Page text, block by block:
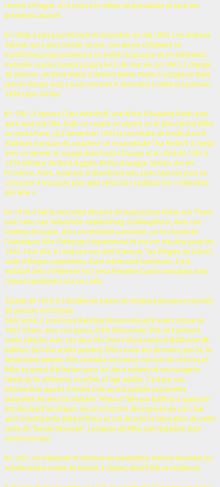
revenir à Prague, où il exerce le métier de journaliste et écrit ses
premières œuvres.
En 1896, il part pour Munich et rencontre, en mai 1897, Lou Andreas-
Salomé, qui a alors trente-six ans. Son amour enflammé se
transforme progressivement en amitié réciproque et en admiration
mutuelle se poursuivant jusqu’à la fin de leur vie. En 1897, il change
de prénom : de René Maria, il devient Rainer Maria. Il voyage en Italie
puis en Russie avec Lou et son mari. Il rencontre à cette occasion en
1899 Léon Tolstoï.
En 1901, il épouse Clara Westhoff, une élève d’Auguste Rodin avec
qui il aura une fille, Ruth. Le couple se sépare un an plus tard et Rilke
se rend à Paris, où il devient en 1905 le secrétaire de Rodin (il écrit
d’ailleurs à propos du sculpteur un essai intitulé "Sur Rodin"). Il rompt
avec ce dernier et voyage dans toute l’Europe et au-delà de 1907 à
1910 (Afrique du Nord, Égypte, Berlin, Espagne, Venise, Aix-en-
Provence, Arles, Avignon). Il abandonne peu à peu la prose pour se
consacrer à la poésie, plus apte selon lui à restituer les « méandres
de l’âme ».
En 1910, il fait la rencontre décisive de la princesse Marie von Thurn
und Taxis, née Hohenlohe-Waldenburg-Schillingsfürst, dans son
château de Duino, alors en territoire autrichien, sur les bords de
l’Adriatique. Elle l’héberge fréquemment et est son mécène jusqu’en
1920. Pour elle, il compose son chef d’œuvre, "les Élégies de Duino",
suite d’élégies empreintes d’une mélancolie lumineuse. Il est
mobilisé dans l’infanterie lors de la Première Guerre mondiale, mais
revient rapidement à la vie civile.
À partir de 1919, il s’installe en Suisse et compose plusieurs recueils
de poésies en français.
Sitôt arrivé, il y retrouve Baladine Klossovska qu’il avait connue en
1907 à Paris, avec son époux, Erich Klossowski. Elle vit à présent
seule à Berlin, avec ses deux fils, Pierre Klossowski et Balthazar dit
Balthus, (le futur artiste peintre). Elle a onze ans de moins que lui, ils
deviennent amants. Elle s’installe en Suisse, non loin de chez lui et
Rilke se prend d’affection pour les deux enfants et encourage le
talent qu’ils affirment, en effet, à l’âge adulte. C’est par son
intervention auprès d’André Gide qu’est publiée la première
plaquette de dessins intitulée "Mitsou" faite par Balthus à quatorze
ans illustrant les étapes de sa recherche désespérée de son chat
qu’il croyait perdu. Rilke préface et suit de près la fabrication de cette
sorte de "bande dessinée". La liaison de Rilke avec Baladine dure
environ six ans.
En 1921, un industriel et mécène de Winterthur, Werner Reinhart, lui
achète la tour isolée de Muzot, à Veyras, dont il fait sa résidence.